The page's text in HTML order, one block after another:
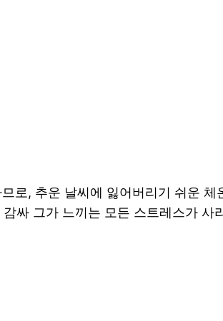
로, 추운 날씨에 잃어버리기 쉬운 체
싸 그가 느끼는 모든 스트레스가 사